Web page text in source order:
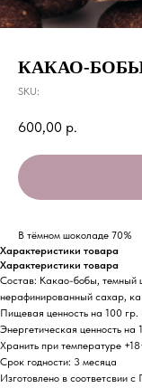
КАКАО-
SKU:
600,00 р.
В тёмном шоколаде 70%
Характеристики товара
Характеристики товара
Состав: Какао-бобы, темный
нерафинированный сахар,
Пищевая ценность на 100
Энергетическая ценность на
Хранить при температуре
Срок годности: 3 месяца
Изготовлено в соответсвии